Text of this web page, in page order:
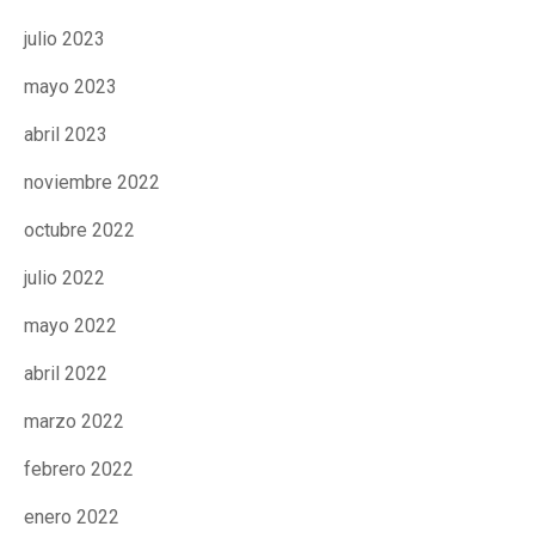
julio 2023
mayo 2023
abril 2023
noviembre 2022
octubre 2022
julio 2022
mayo 2022
abril 2022
marzo 2022
febrero 2022
enero 2022
Notícies
Butlletins
Diari de la Fundació
Fundesplai als mitjans
COL·LABORA
Fes voluntariat
Fes un donatiu
Treballa amb nosaltres
Notícies
Butlletins
Diari de la Fundació
Fundesplai als mitjans
COL·LABORA
Fes voluntariat
Fes un donatiu
Treballa amb nosaltres